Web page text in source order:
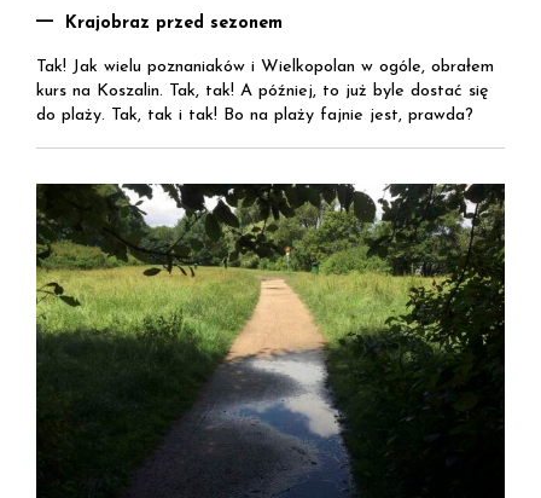
Krajobraz przed sezonem
Tak! Jak wielu poznaniaków i Wielkopolan w ogóle, obrałem
kurs na Koszalin. Tak, tak! A później, to już byle dostać się
do plaży. Tak, tak i tak! Bo na plaży fajnie jest, prawda?